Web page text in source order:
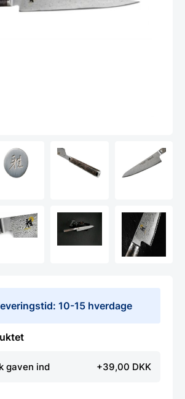
10-15 hverdage
gaven ind +39,00 DKK